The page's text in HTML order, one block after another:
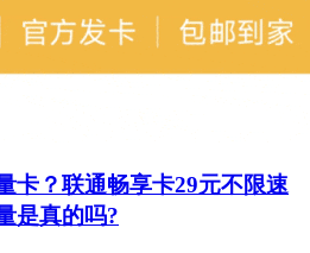
卡？联通畅享卡29元不限速
是真的吗?